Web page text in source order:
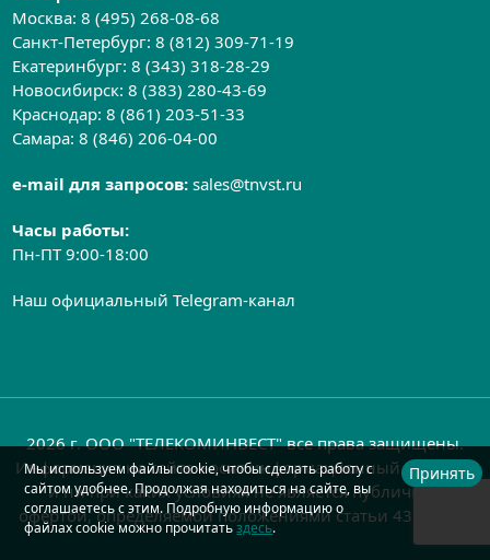
Москва:8 (495) 268-08-68
Санкт-Петербург:8 (812) 309-71-19
Екатеринбург:8 (343) 318-28-29
Новосибирск:8 (383) 280-43-69
Краснодар:8 (861) 203-51-33
Самара:8 (846) 206-04-00
e-mail для запросов:sales@tnvst.ru
Часы работы:
Пн-ПТ 9:00-18:00
Наш официальный Telegram-канал
2026 г. ООО "ТЕЛЕКОМИНВЕСТ" все права защищены.
Информация на сайте носит информационный характер
и ни при каких условиях не является публичной
офертой, определяемой положениями статьи 437 ГК РФ
Мы используем файлы cookie, чтобы сделать работу с
сайтом удобнее. Продолжая находиться на сайте, вы
соглашаетесь с этим. Подробную информацию о
файлах cookie можно прочитатьздесь.
Принять